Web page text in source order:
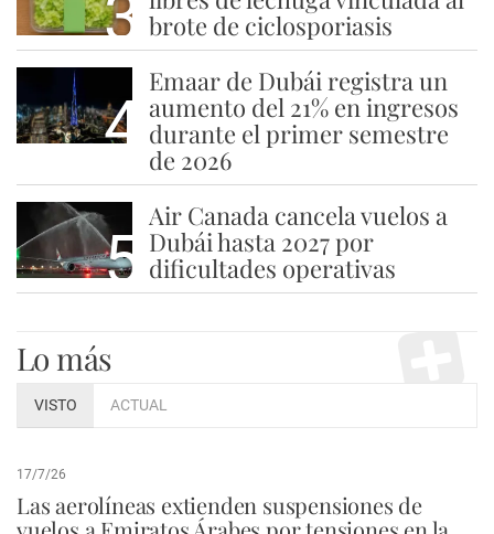
3 brote de ciclosporiasis
4
Emaar de Dubái registra un
aumento del 21% en ingresos
durante el primer semestre
de 2026
5
Air Canada cancela vuelos a
Dubái hasta 2027 por
dificultades operativas
Lo más
VISTO ACTUAL
17/7/26
Las aerolíneas extienden suspensiones de